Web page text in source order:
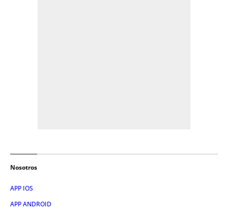
Nosotros
APP IOS
APP ANDROID